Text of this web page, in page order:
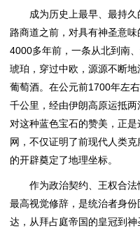
成为历史上最早、最持久
路商道之前，对具有神圣意
4000多年前，一条从北到南
琥珀，穿过中欧，源源不断
葡萄酒。在公元前1700年左
千公里，经由伊朗高原运抵两
对这种蓝色宝石的赞美，正
网，不仅证明了前现代人类
的开辟奠定了地理坐标。
作为政治契约、王权合法
最高视觉修辞，是统治者身
达，从拜占庭帝国的皇冠到